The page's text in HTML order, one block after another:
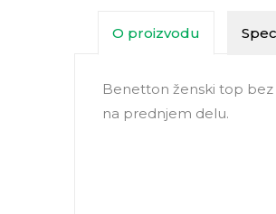
O proizvodu
Benetton ženski top bez
na prednjem delu.